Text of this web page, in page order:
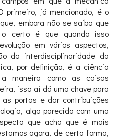
primeiro, já mencionado, é o
embora não se saiba que
o certo é que quando isso
em vários aspectos,
da interdisciplinaridade da
por definição, é a ciência
maneira como as coisas
isso aí dá uma chave para
portas e dar contribuições
algo parecido com uma
que acho que é mais
agora, de certa forma,